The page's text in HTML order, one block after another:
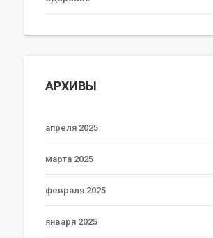
АРХИВЫ
апреля 2025
марта 2025
февраля 2025
января 2025